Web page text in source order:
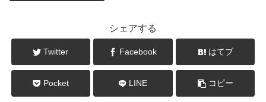
シェアする
Twitter Facebook はてブ
Pocket LINE コピー